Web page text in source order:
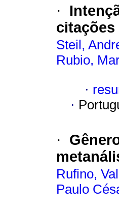
·
Steil,
Rubio,
·
·
·
Rufino,
Paulo